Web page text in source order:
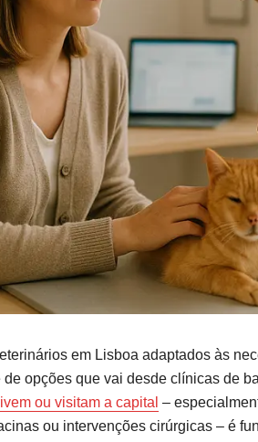
em Lisboa adaptados às
opções que vai desde clínicas de
ou visitam a capital –
ou intervenções cirúrgicas – é